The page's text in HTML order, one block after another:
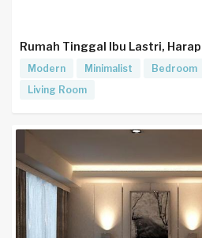
Rumah Tinggal Ibu Lastri,
Modern Minimalist Bedroom
Living Room